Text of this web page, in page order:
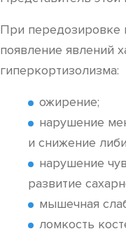
При передозировке
появление явлений
гиперкортизолизма:
ожирение;
нарушение
и снижение
нарушение
развитие
мышечная
ломкость